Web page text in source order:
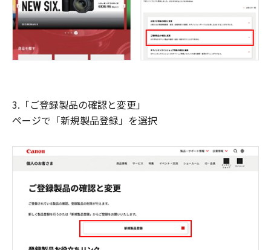
3.「ご登録製品の確認と変更」
ページで「新規製品登録」を選択